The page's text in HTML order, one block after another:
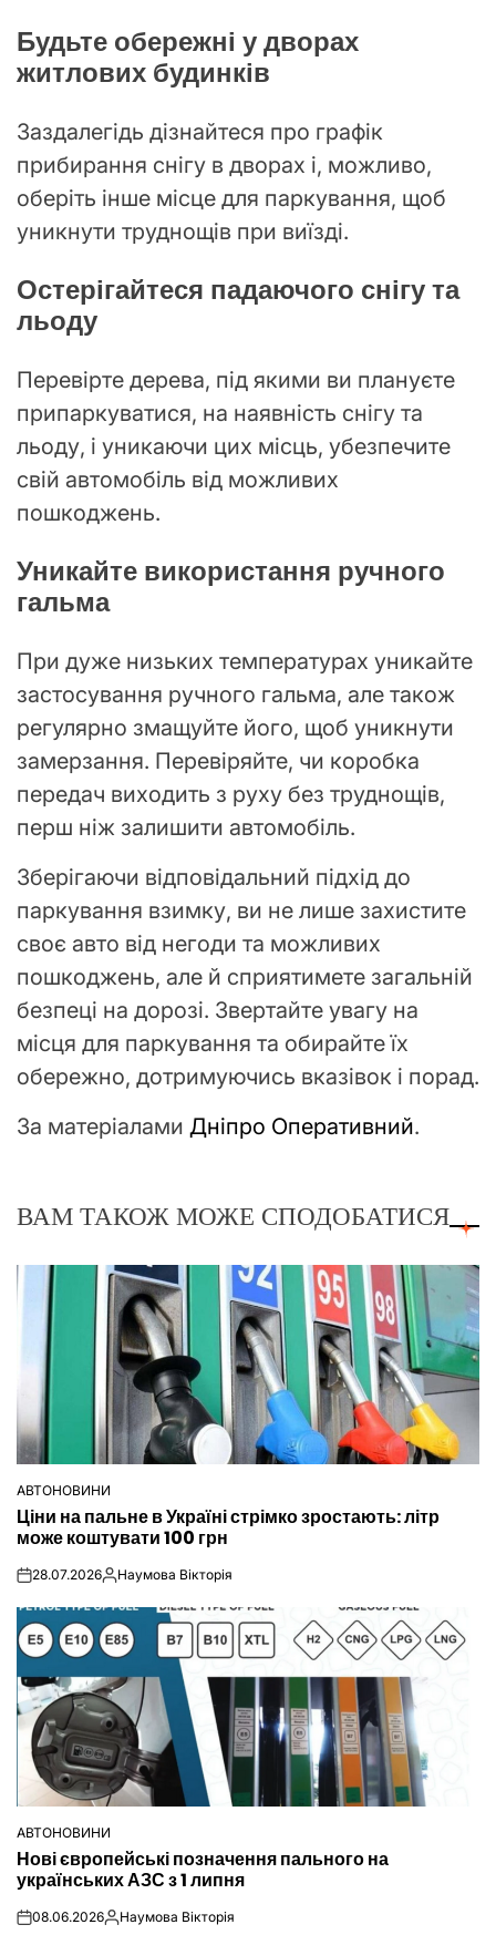
Будьте обережні у дворах
житлових будинків
Заздалегідь дізнайтеся про графік
прибирання снігу в дворах і, можливо,
оберіть інше місце для паркування, щоб
уникнути труднощів при виїзді.
Остерігайтеся падаючого снігу та
льоду
Перевірте дерева, під якими ви плануєте
припаркуватися, на наявність снігу та
льоду, і уникаючи цих місць, убезпечите
свій автомобіль від можливих
пошкоджень.
Уникайте використання ручного
гальма
При дуже низьких температурах уникайте
застосування ручного гальма, але також
регулярно змащуйте його, щоб уникнути
замерзання. Перевіряйте, чи коробка
передач виходить з руху без труднощів,
перш ніж залишити автомобіль.
Зберігаючи відповідальний підхід до
паркування взимку, ви не лише захистите
своє авто від негоди та можливих
пошкоджень, але й сприятимете загальній
безпеці на дорозі. Звертайте увагу на
місця для паркування та обирайте їх
обережно, дотримуючись вказівок і порад.
За матеріалами Дніпро Оперативний.
ВАМ ТАКОЖ МОЖЕ СПОДОБАТИСЯ
ОПУБЛІКУВАТИ
У
АВТОНОВИНИ
Ціни на пальне в Україні стрімко зростають: літр
може коштувати 100 грн
on28.07.2026Опубліковано
Наумова Вікторія
ОПУБЛІКУВАТИ
У
АВТОНОВИНИ
Нові європейські позначення пального на
українських АЗС з 1 липня
on08.06.2026Опубліковано
Наумова Вікторія